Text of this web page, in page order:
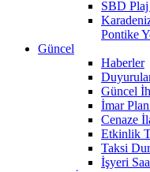
SBD Plaj
Pontike
Güncel
Haberler
Güncel
İmar
Cenaze
Etkinlik
Taksi
İşyeri